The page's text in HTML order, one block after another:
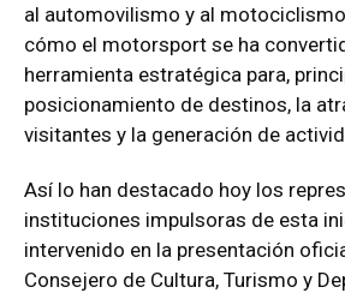
al automovilismo y al
cómo el motorsport se ha
herramienta estratégica para,
posicionamiento de destinos, la
visitantes y la generación de
Así lo han destacado hoy los
instituciones impulsoras de esta
intervenido en la presentación
Consejero de Cultura, Turismo y